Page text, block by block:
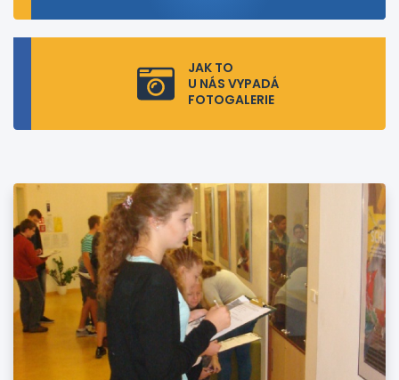
JAK TO
U NÁS VYPADÁ
FOTOGALERIE